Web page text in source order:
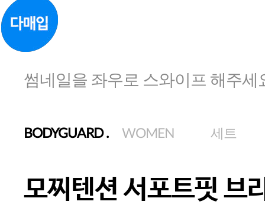
썸네일을 좌우로 스와이프 해주세
BODYGUARD. WOMEN 세트
모찌텐션 서포트핏 브